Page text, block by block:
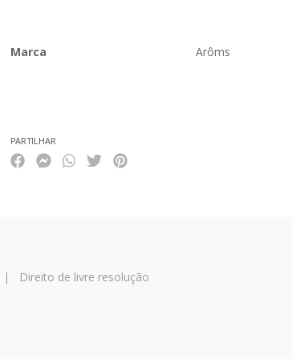
Marca
Arôms
PARTILHAR
| Direito de livre resolução